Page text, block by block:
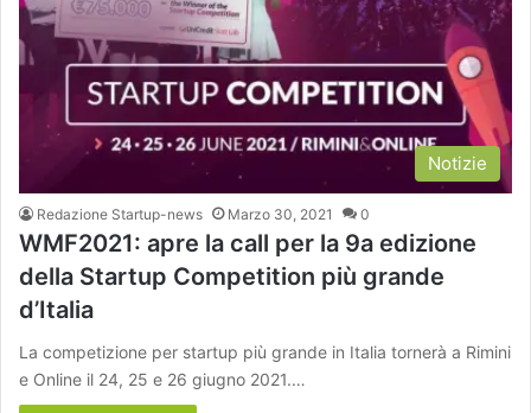
Notizie
Redazione Startup-news Marzo 30, 2021 0
WMF2021: apre la call per la 9a edizione
della Startup Competition più grande
d’Italia
La competizione per startup più grande in Italia tornerà a Rimini
e Online il 24, 25 e 26 giugno 2021.…